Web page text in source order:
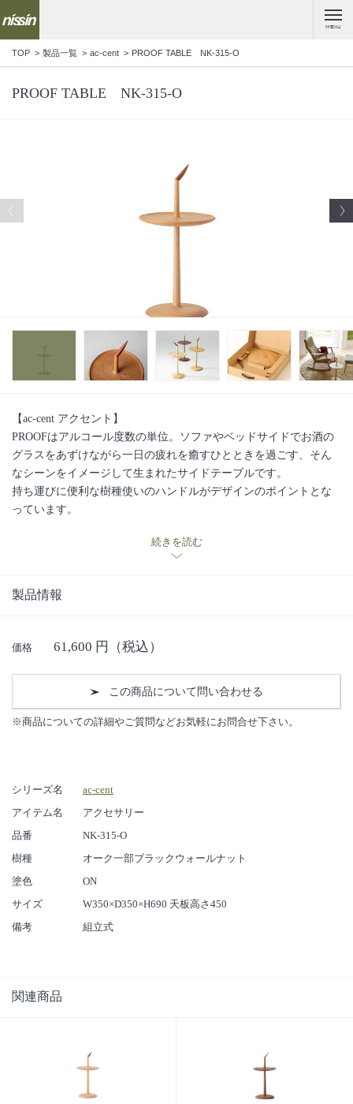
MENU
TOP 製品一覧 ac-cent PROOF TABLE NK-315-O
PROOF TABLE NK-315-O
【ac-cent アクセント】
PROOFはアルコール度数の単位。ソファやベッドサイドでお酒の
グラスをあずけながら一日の疲れを癒すひとときを過ごす、そん
なシーンをイメージして生まれたサイドテーブルです。
持ち運びに便利な樹種使いのハンドルがデザインのポイントとな
っています。
続きを読む
製品情報
価格 61,600 円（税込）
この商品について問い合わせる
※商品についての詳細やご質問などお気軽にお問合せ下さい。
シリーズ名
ac-cent
アイテム名
アクセサリー
品番
NK-315-O
樹種
オーク一部ブラックウォールナット
塗色
ON
サイズ
W350×D350×H690 天板高さ450
備考
組立式
関連商品